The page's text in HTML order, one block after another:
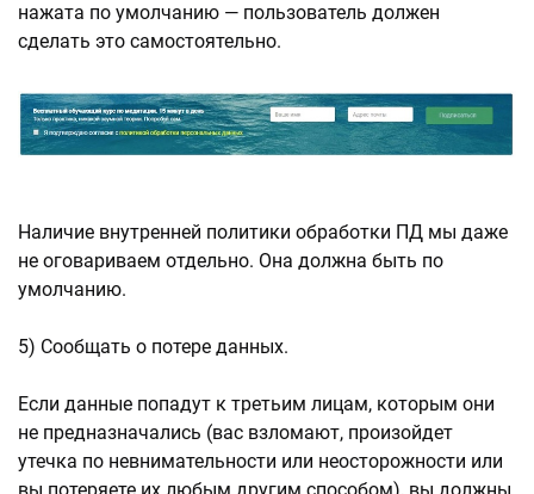
нажата по умолчанию — пользователь должен
сделать это самостоятельно.
Наличие внутренней политики обработки ПД мы даже
не оговариваем отдельно. Она должна быть по
умолчанию.
5) Сообщать о потере данных.
Если данные попадут к третьим лицам, которым они
не предназначались (вас взломают, произойдет
утечка по невнимательности или неосторожности или